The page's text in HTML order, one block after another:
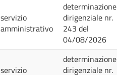
servizio
amministrativo
determinazione
dirigenziale nr.
243 del
04/08/2026
servizio
determinazione
dirigenziale nr.